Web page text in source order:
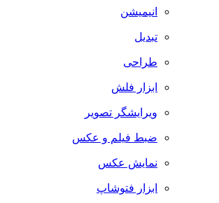
انیمیشن
تبدیل
طراحی
ابزار فلش
ویرایشگر تصویر
ضبط فيلم و عكس
نمایش عکس
ابزار فتوشاپ